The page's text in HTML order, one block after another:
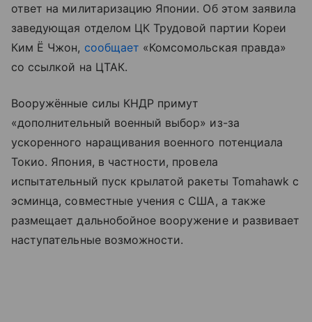
ответ на милитаризацию Японии. Об этом заявила
заведующая отделом ЦК Трудовой партии Кореи
Ким Ё Чжон, сообщает «Комсомольская правда»
со ссылкой на ЦТАК.
Вооружённые силы КНДР примут
«дополнительный военный выбор» из-за
ускоренного наращивания военного потенциала
Токио. Япония, в частности, провела
испытательный пуск крылатой ракеты Tomahawk с
эсминца, совместные учения с США, а также
размещает дальнобойное вооружение и развивает
наступательные возможности.